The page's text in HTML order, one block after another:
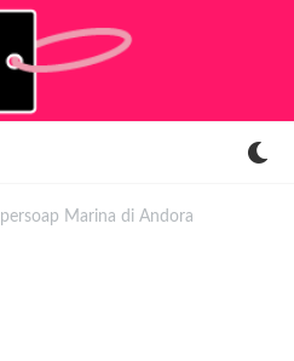
Ipersoap Marina di Andora